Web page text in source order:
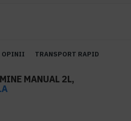
OPINII TRANSPORT RAPID
MANUAL 2L,